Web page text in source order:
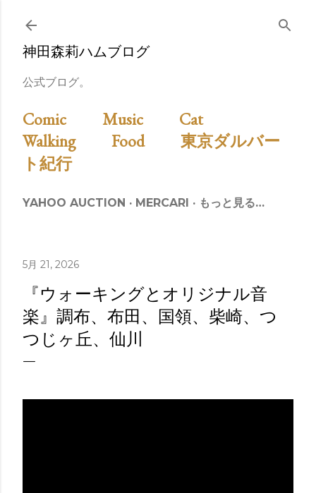
スキップしてメイン コンテンツに移動
神田森莉ハムブログ
公式ブログ。
Comic Music
Cat
Walking
Food
東京ダルバー
ト紀行
YAHOO AUCTION MERCARI もっと見る…
5月 21, 2026
『ウォーキングとオリジナル音
楽』調布、布田、国領、柴崎、つ
つじヶ丘、仙川